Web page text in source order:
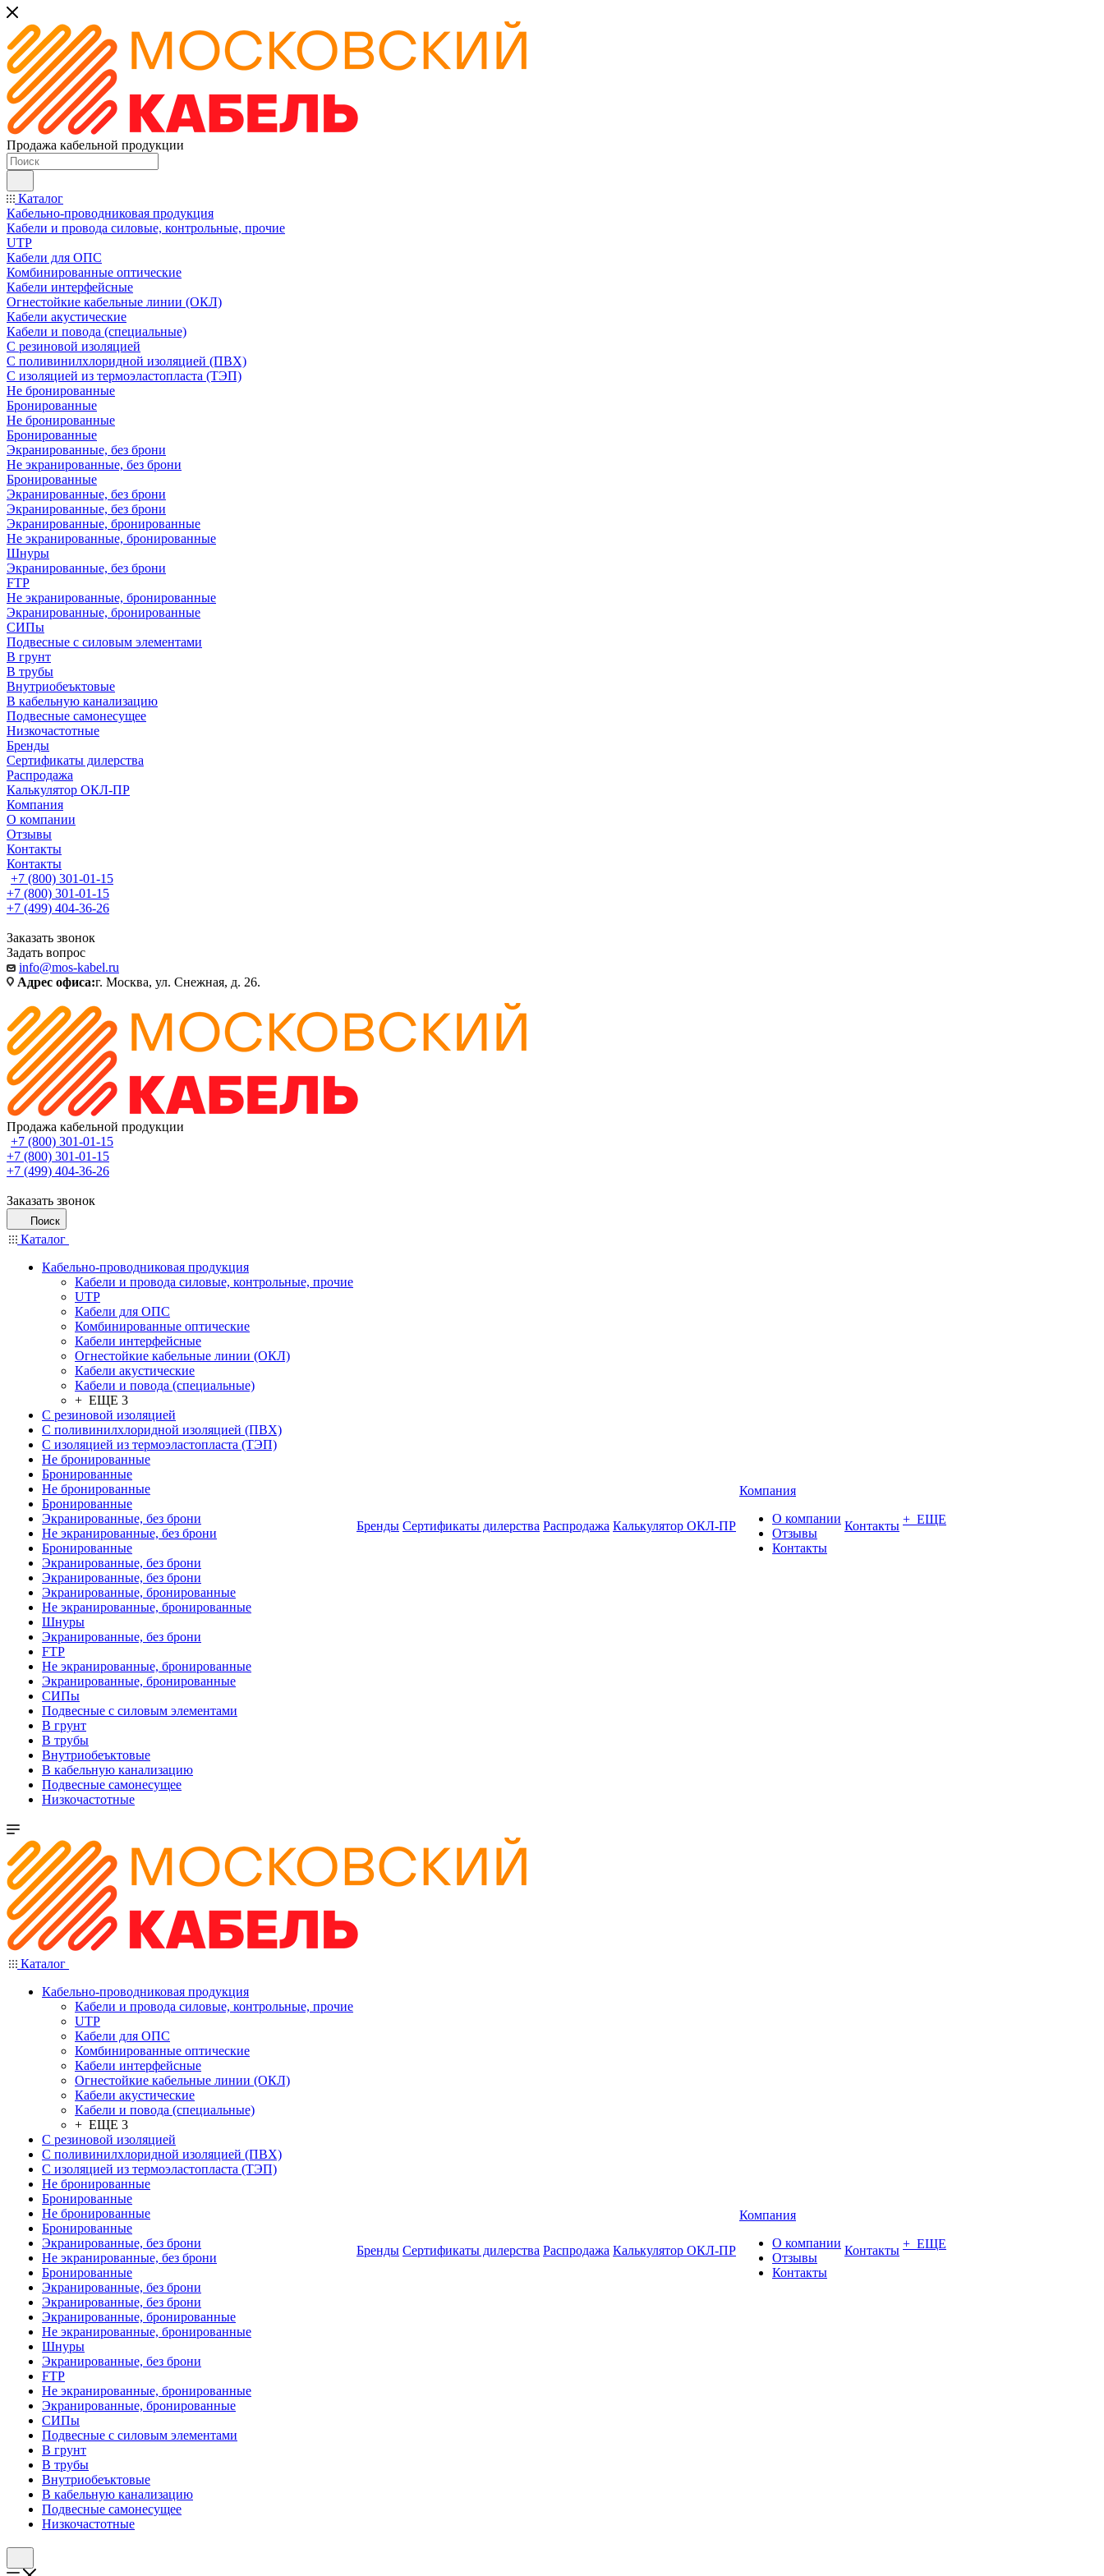
Продажа кабельной продукции
Каталог
Кабельно-проводниковая продукция
Кабели и провода силовые, контрольные, прочие
UTP
Кабели для ОПС
Комбинированные оптические
Кабели интерфейсные
Огнестойкие кабельные линии (ОКЛ)
Кабели акустические
Кабели и повода (специальные)
С резиновой изоляцией
С поливинилхлоридной изоляцией (ПВХ)
С изоляцией из термоэластопласта (ТЭП)
Не бронированные
Бронированные
Не бронированные
Бронированные
Экранированные, без брони
Не экранированные, без брони
Бронированные
Экранированные, без брони
Экранированные, без брони
Экранированные, бронированные
Не экранированные, бронированные
Шнуры
Экранированные, без брони
FTP
Не экранированные, бронированные
Экранированные, бронированные
СИПы
Подвесные с силовым элементами
В грунт
В трубы
Внутриобеъктовые
В кабельную канализацию
Подвесные самонесущее
Низкочастотные
Бренды
Сертификаты дилерства
Распродажа
Калькулятор ОКЛ-ПР
Компания
О компании
Отзывы
Контакты
Контакты
+7 (800) 301-01-15
+7 (800) 301-01-15
+7 (499) 404-36-26
Заказать звонок
Задать вопрос
info@mos-kabel.ru
Адрес офиса:г. Москва, ул. Снежная, д. 26.
Продажа кабельной продукции
+7 (800) 301-01-15
+7 (800) 301-01-15
+7 (499) 404-36-26
Заказать звонок
Поиск
Каталог
Кабельно-проводниковая продукция
Кабели и провода силовые, контрольные, прочие
UTP
Кабели для ОПС
Комбинированные оптические
Кабели интерфейсные
Огнестойкие кабельные линии (ОКЛ)
Кабели акустические
Кабели и повода (специальные)
+ ЕЩЕ 3
С резиновой изоляцией
С поливинилхлоридной изоляцией (ПВХ)
С изоляцией из термоэластопласта (ТЭП)
Не бронированные
Бронированные
Не бронированные
Бронированные
Экранированные, без брони
Не экранированные, без брони
Бронированные
Экранированные, без брони
Экранированные, без брони
Экранированные, бронированные
Не экранированные, бронированные
Шнуры
Экранированные, без брони
FTP
Не экранированные, бронированные
Экранированные, бронированные
СИПы
Подвесные с силовым элементами
В грунт
В трубы
Внутриобеъктовые
В кабельную канализацию
Подвесные самонесущее
Низкочастотные
Бренды Сертификаты дилерства Распродажа Калькулятор ОКЛ-ПР
Компания
О компании
Отзывы
Контакты
Контакты + ЕЩЕ
Каталог
Кабельно-проводниковая продукция
Кабели и провода силовые, контрольные, прочие
UTP
Кабели для ОПС
Комбинированные оптические
Кабели интерфейсные
Огнестойкие кабельные линии (ОКЛ)
Кабели акустические
Кабели и повода (специальные)
+ ЕЩЕ 3
С резиновой изоляцией
С поливинилхлоридной изоляцией (ПВХ)
С изоляцией из термоэластопласта (ТЭП)
Не бронированные
Бронированные
Не бронированные
Бронированные
Экранированные, без брони
Не экранированные, без брони
Бронированные
Экранированные, без брони
Экранированные, без брони
Экранированные, бронированные
Не экранированные, бронированные
Шнуры
Экранированные, без брони
FTP
Не экранированные, бронированные
Экранированные, бронированные
СИПы
Подвесные с силовым элементами
В грунт
В трубы
Внутриобеъктовые
В кабельную канализацию
Подвесные самонесущее
Низкочастотные
Бренды Сертификаты дилерства Распродажа Калькулятор ОКЛ-ПР
Компания
О компании
Отзывы
Контакты
Контакты + ЕЩЕ